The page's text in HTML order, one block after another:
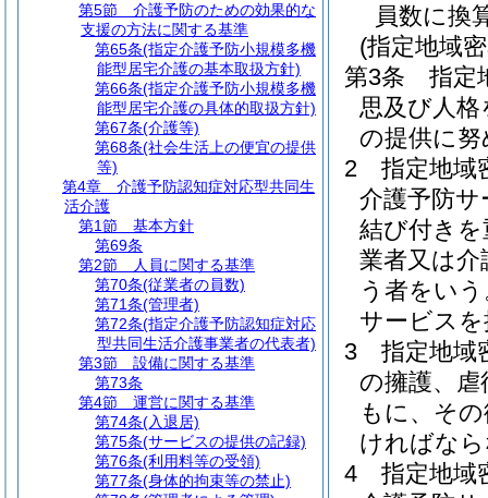
員数に換
(指定地域
第3条
指定
思及び人
の提供に
2
指定地域
介護予防
結び付き
業者又は
う者をい
サービス
3
指定地域
の擁護、
もに、そ
ければな
4
指定地域
第5節
介護予防のための効果的な
支援の方法に関する基準
第65条(指定介護予防小規模多機
能型居宅介護の基本取扱方針)
第66条(指定介護予防小規模多機
能型居宅介護の具体的取扱方針)
第67条(介護等)
第68条(社会生活上の便宜の提供
等)
第4章
介護予防認知症対応型共同生
活介護
第1節
基本方針
第69条
第2節
人員に関する基準
第70条(従業者の員数)
第71条(管理者)
第72条(指定介護予防認知症対応
型共同生活介護事業者の代表者)
第3節
設備に関する基準
第73条
第4節
運営に関する基準
第74条(入退居)
第75条(サービスの提供の記録)
第76条(利用料等の受領)
第77条(身体的拘束等の禁止)